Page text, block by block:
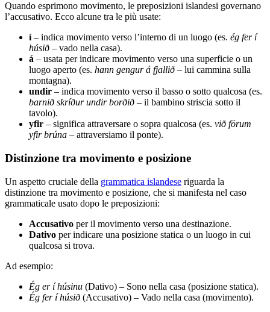
Quando esprimono movimento, le preposizioni islandesi governano
l’accusativo. Ecco alcune tra le più usate:
í– indica movimento verso l’interno di un luogo (es. ég fer í
húsið – vado nella casa).
á – usata per indicare movimento verso una superficie o un
luogo aperto (es. hann gengur á fjallið – lui cammina sulla
montagna).
undir – indica movimento verso il basso o sotto qualcosa (es.
barnið skríður undir borðið – il bambino striscia sotto il
tavolo).
yfir – significa attraversare o sopra qualcosa (es. við förum
yfir brúna – attraversiamo il ponte).
Distinzione tra movimento e posizione
Un aspetto cruciale della grammatica islandese riguarda la
distinzione tra movimento e posizione, che si manifesta nel caso
grammaticale usato dopo le preposizioni:
Accusativo per il movimento verso una destinazione.
Dativo per indicare una posizione statica o un luogo in cui
qualcosa si trova.
Ad esempio:
Ég er í húsinu (Dativo) – Sono nella casa (posizione statica).
Ég fer í húsið (Accusativo) – Vado nella casa (movimento).